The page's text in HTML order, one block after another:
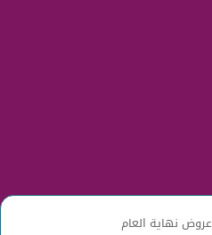
عروض نهاية العام